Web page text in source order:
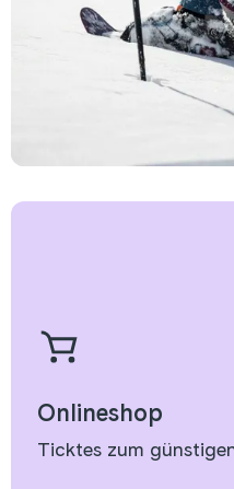
Onlineshop
Ticktes zum